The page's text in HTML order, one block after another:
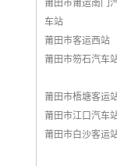
莆田市莆运南门
车站
莆田市客运西站
莆田市笏石汽车
莆田市梧塘客运
莆田市江口汽车
莆田市白沙客运